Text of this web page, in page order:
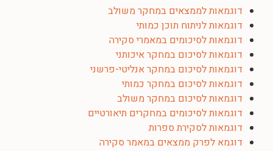
דוגמאות לממצאים במחקר משולב
דוגמאות לניתוח תוכן כמותי
דוגמאות לסיכומים במאמרי סקירה
דוגמאות לסיכום במחקר איכותני
דוגמאות לסיכום במחקר אנליטי-פרשני
דוגמאות לסיכום במחקר כמותי
דוגמאות לסיכום במחקר משולב
דוגמאות לסיכומים במחקרים תיאורטיים
דוגמאות לסקירת ספרות
דוגמא לפרק ממצאים במאמר סקירה